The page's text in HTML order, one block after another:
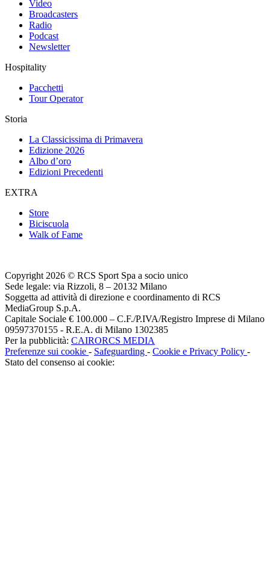
Video
Broadcasters
Radio
Podcast
Newsletter
Hospitality
Pacchetti
Tour Operator
Storia
La Classicissima di Primavera
Edizione 2026
Albo d’oro
Edizioni Precedenti
EXTRA
Store
Biciscuola
Walk of Fame
Copyright 2026 © RCS Sport Spa a socio unico
Sede legale: via Rizzoli, 8 – 20132 Milano
Soggetta ad attività di direzione e coordinamento di RCS
MediaGroup S.p.A.
Capitale Sociale € 100.000 – C.F./P.IVA/Registro Imprese di Milano
09597370155 - R.E.A. di Milano 1302385
Per la pubblicità: CAIRORCS MEDIA
Preferenze sui cookie - Safeguarding - Cookie e Privacy Policy -
Stato del consenso ai cookie: